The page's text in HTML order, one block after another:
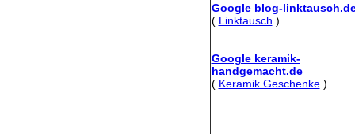
Google blog-
( Linktausch )
Google keramik-
handgemacht.de
( Keramik Geschenke)